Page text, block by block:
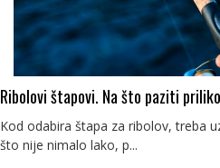
Ribolovi štapovi. Na što paziti
Kod odabira štapa za ribolov, treba
što nije nimalo lako, p...